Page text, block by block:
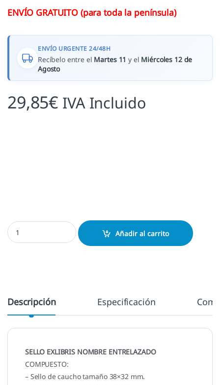
ENVÍO GRATUITO (para toda la península)
ENVÍO URGENTE 24/48H
Recíbelo entre el Martes 11 y el Miércoles 12 de
Agosto
29,85€ IVA Incluido
Exlibris Nombre entrelazado cantidad
Añadir al carrito
Descripción Especificación
SELLO EXLIBRIS NOMBRE ENTRELAZADO
COMPUESTO:
– Sello de caucho tamaño 38×32 mm.